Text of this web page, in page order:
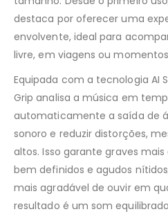
destaca por oferecer uma
envolvente, ideal para
livre, em viagens ou
Equipada com a tecnologia AI
Grip analisa a música em
automaticamente a saída de
sonoro e reduzir distorções,
altos. Isso garante graves
bem definidos e agudos
mais agradável de ouvir em
resultado é um som